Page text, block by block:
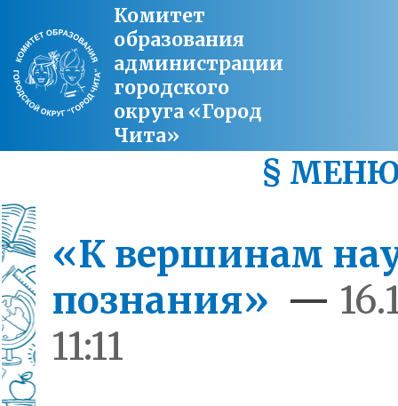
Комитет
образования
администрации
городского
округа «Город
Чита»
§
«К вершинам
познания» —
11:11